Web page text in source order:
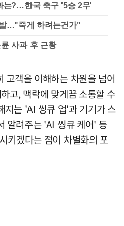
는?…한국 축구 '5승 2무'
…"죽게 하려는건가"
사과 후 근황
고객을 이해하는 차원을 넘어
고, 맥락에 맞게끔 소통할 수
지는 'AI 씽큐 업'과 기기가 스
알려주는 'AI 씽큐 케어' 등
키겠다는 점이 차별화의 포